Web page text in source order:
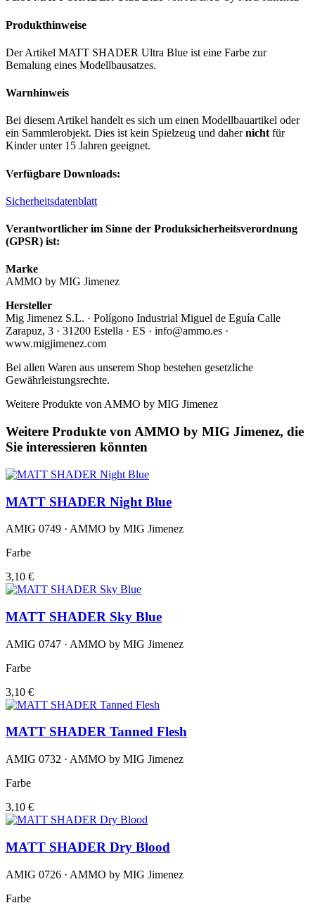
Produkthinweise
Der Artikel MATT SHADER Ultra Blue ist eine Farbe zur
Bemalung eines Modellbausatzes.
Warnhinweis
Bei diesem Artikel handelt es sich um einen Modellbauartikel oder
ein Sammlerobjekt. Dies ist kein Spielzeug und dahernicht für
Kinder unter 15 Jahren geeignet.
Verfügbare Downloads:
Sicherheitsdatenblatt
Verantwortlicher im Sinne der Produksicherheitsverordnung
(GPSR) ist:
Marke
AMMO by MIG Jimenez
Hersteller
Mig Jimenez S.L. · Polígono Industrial Miguel de Eguía Calle
Zarapuz, 3 · 31200 Estella · ES · info@ammo.es ·
www.migjimenez.com
Bei allen Waren aus unserem Shop bestehen gesetzliche
Gewährleistungsrechte.
Weitere Produkte von AMMO by MIG Jimenez
Weitere Produkte von AMMO by MIG Jimenez, die
Sie interessieren könnten
MATT SHADER Night Blue
AMIG 0749 · AMMO by MIG Jimenez
Farbe
3,10 €
MATT SHADER Sky Blue
AMIG 0747 · AMMO by MIG Jimenez
Farbe
3,10 €
MATT SHADER Tanned Flesh
AMIG 0732 · AMMO by MIG Jimenez
Farbe
3,10 €
MATT SHADER Dry Blood
AMIG 0726 · AMMO by MIG Jimenez
Farbe